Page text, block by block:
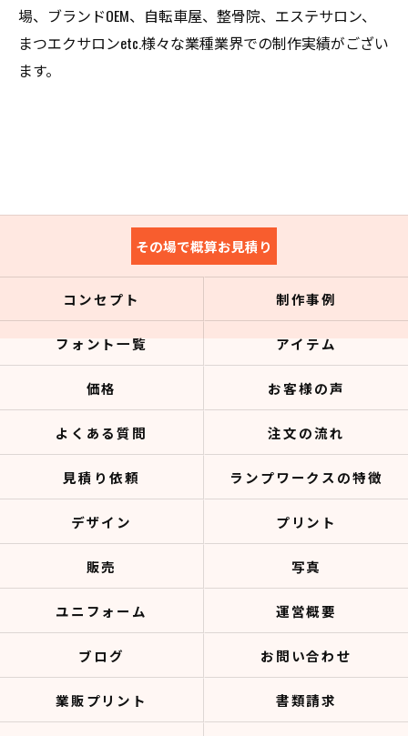
場、ブランドOEM、自転車屋、整骨院、エステサロン、
まつエクサロンetc.様々な業種業界での制作実績がござい
ます。
その場で概算お見積り
コンセプト 制作事例
フォント一覧 アイテム
価格 お客様の声
よくある質問 注文の流れ
見積り依頼 ランプワークスの特徴
デザイン プリント
販売 写真
ユニフォーム 運営概要
ブログ お問い合わせ
業販プリント 書類請求